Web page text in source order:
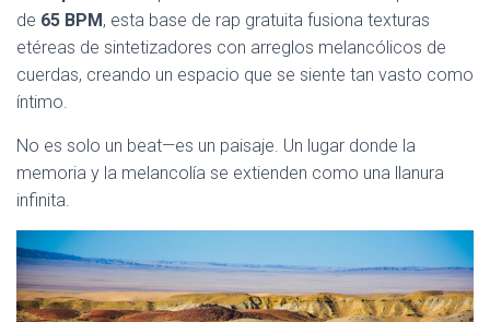
N
de 65 BPM, esta base de rap gratuita fusiona texturas
etéreas de sintetizadores con arreglos melancólicos de
cuerdas, creando un espacio que se siente tan vasto como
íntimo.
No es solo un beat—es un paisaje. Un lugar donde la
memoria y la melancolía se extienden como una llanura
infinita.